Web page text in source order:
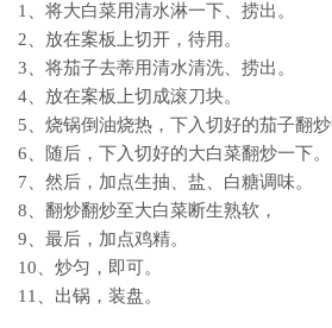
1、将大白菜用清水淋一下、捞出。
2、放在案板上切开，待用。
3、将茄子去蒂用清水清洗、捞出。
4、放在案板上切成滚刀块。
5、烧锅倒油烧热，下入切好的茄子翻炒
6、随后，下入切好的大白菜翻炒一下。
7、然后，加点生抽、盐、白糖调味。
8、翻炒翻炒至大白菜断生熟软，
9、最后，加点鸡精。
10、炒匀，即可。
11、出锅，装盘。